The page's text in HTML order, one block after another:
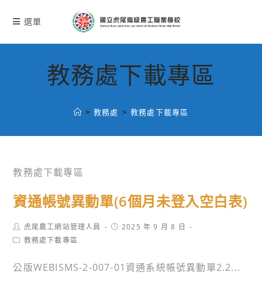
選單
教務處下載專區
> 教務處 > 教務處下載專區
教務處下載專區
資通帳號異動單(6個月未登入空白表)
Post
author:
虎尾農工網站管理人員
Post2025 年 9 月 8 日
Post教務處下載專區
公版WEBISMS-2-007-01資通系統帳號異動單2.2...